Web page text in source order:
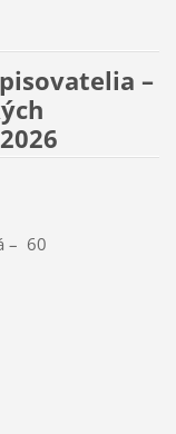
–
– 60